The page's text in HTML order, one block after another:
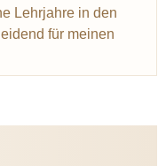
Lehrjahre in den
für meinen